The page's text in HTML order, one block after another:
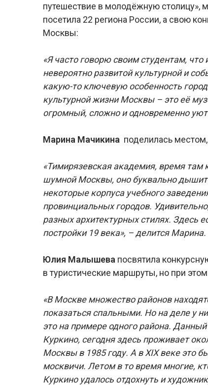
путешествие в молодёжную столицу»,
посетила 22 региона России, а свою
Москвы:
«Я часто говорю своим студентам,
невероятно развитой культурной и
какую-то ключевую особенность
культурной жизни Москвы – это её
огромный, сложно и одновременно
Марина Мачикина поделилась
«Тимирязевская академия, время там
шумной Москвы, оно буквально дышит
некоторые корпуса учебного
провинциальных городов.
разных архитектурных стилях. Здесь
постройки 19 века», – делится Марина.
Юлия Малышева посвятила
в туристические маршруты, но при
«В Москве множество районов
показаться спальными. Но на деле у
это на примере одного района.
Куркино, сегодня здесь проживает
Москвы в 1985 году. А в XIX веке это
москвичи. Летом в то время многие,
Куркино удалось отдохнуть и